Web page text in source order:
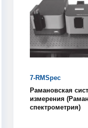
7-RMSpec
Рамановская
измерения
спектрометрия)